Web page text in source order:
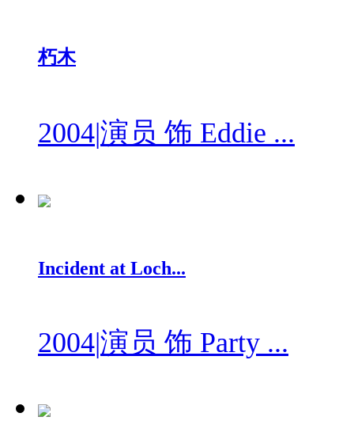
朽木
2004|演员 饰 Eddie ...
Incident at Loch...
2004|演员 饰 Party ...